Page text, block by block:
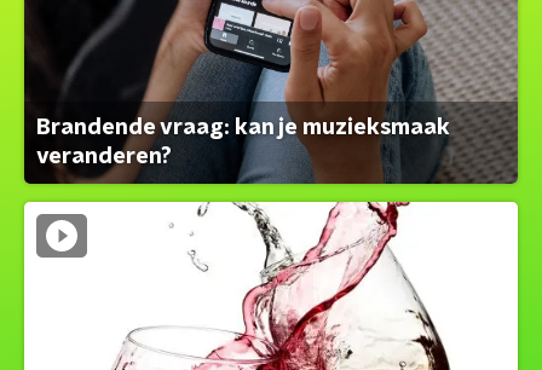
Brandende vraag: kan je muzieksmaak
veranderen?